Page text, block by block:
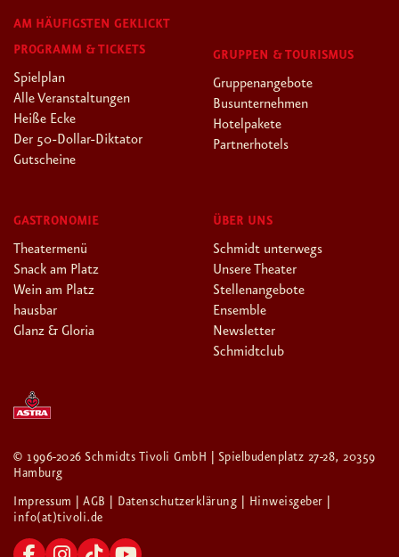
AM HÄUFIGSTEN GEKLICKT
PROGRAMM & TICKETS
Spielplan
Alle Veranstaltungen
Heiße Ecke
Der 50-Dollar-Diktator
Gutscheine
GRUPPEN & TOURISMUS
Gruppenangebote
Busunternehmen
Hotelpakete
Partnerhotels
GASTRONOMIE
Theatermenü
Snack am Platz
Wein am Platz
hausbar
Glanz & Gloria
ÜBER UNS
Schmidt unterwegs
Unsere Theater
Stellenangebote
Ensemble
Newsletter
Schmidtclub
© 1996-2026 Schmidts Tivoli GmbH | Spielbudenplatz 27-28, 20359
Hamburg
Impressum
| AGB | Datenschutzerklärung | Hinweisgeber
info(at)tivoli.de